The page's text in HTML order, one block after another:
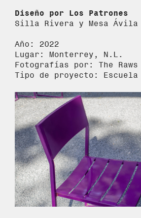
Diseño por Los Patrones
Silla Rivera y Mesa Ávila
Año: 2022
Lugar: Monterrey, N.L.
Fotografías por: The Raws
Tipo de proyecto: Escuela